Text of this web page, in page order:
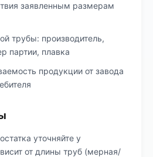
заявленным размерам
трубы: производитель,
партии, плавка
продукции от завода
уточняйте у
от длины труб (мерная/